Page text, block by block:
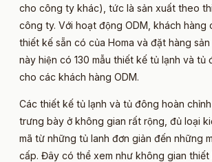
cho công ty khác), tức là sản xuất theo
công ty. Với hoạt động ODM, khách hàng
thiết kế sẵn có của Homa và đặt hàng
này hiện có 130 mẫu thiết kế tủ lạnh và tủ
cho các khách hàng ODM.
Các thiết kế tủ lạnh và tủ đông hoàn
trưng bày ở không gian rất rộng, đủ loại
mã từ những tủ lanh đơn giản đến những
cấp. Đây có thể xem như không gian thiết